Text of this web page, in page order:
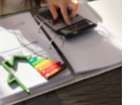
énergétique